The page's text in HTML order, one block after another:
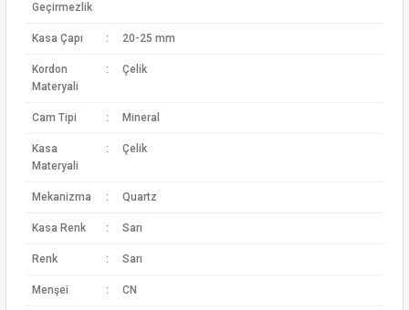
Geçirmezlik
Kasa Çapı : 20-25 mm
Kordon
Materyali
: Çelik
Cam Tipi : Mineral
Kasa
Materyali
: Çelik
Mekanizma : Quartz
Kasa Renk : Sarı
Renk : Sarı
Menşei : CN